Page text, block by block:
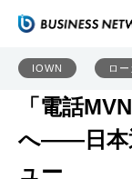
IOWN ロ
「電話
へ――日本
ュー